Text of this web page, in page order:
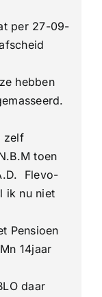
per 27-09-
hebben
zelf
toen
Flevo-
ik nu niet
Pensioen
14jaar
daar